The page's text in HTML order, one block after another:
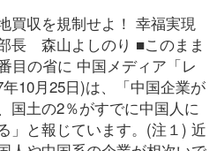
買収を規制せよ！ 幸福実現
長 森山よしのり ■このまま
目の省に 中国メディア「レ
10月25日)は、「中国企業が
国土の2％がすでに中国人に
」と報じています。(注１) 近